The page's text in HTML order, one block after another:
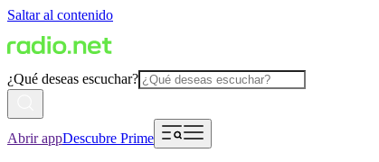
Saltar al contenido
¿Qué deseas escuchar?
Abrir appDescubre Prime